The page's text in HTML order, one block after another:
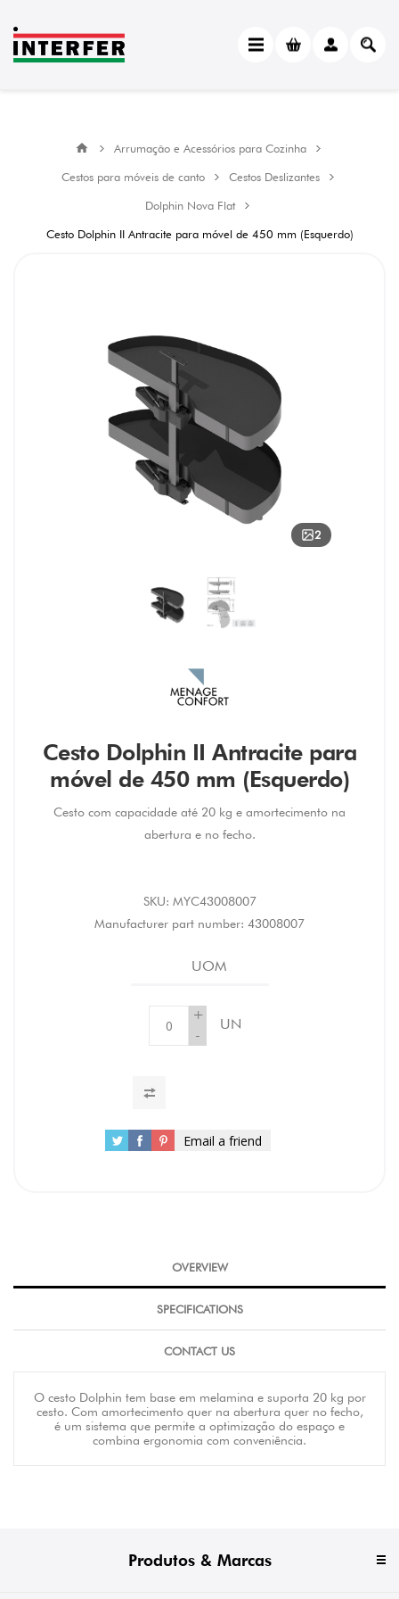
Arrumação e Acessórios para Cozinha
Cestos para móveis de canto
Cestos Deslizantes
Dolphin Nova Flat
Cesto Dolphin II Antracite para móvel de 450 mm (Esquerdo)
2
Cesto Dolphin II Antracite para
móvel de 450 mm (Esquerdo)
Cesto com capacidade até 20 kg e amortecimento na
abertura e no fecho.
SKU: MYC43008007
Manufacturer part number: 43008007
UOM
+
-
UN
Email a friend
OVERVIEW
SPECIFICATIONS
CONTACT US
O cesto Dolphin tem base em melamina e suporta 20 kg por
cesto. Com amortecimento quer na abertura quer no fecho,
é um sistema que permite a optimização do espaço e
combina ergonomia com conveniência.
Produtos & Marcas